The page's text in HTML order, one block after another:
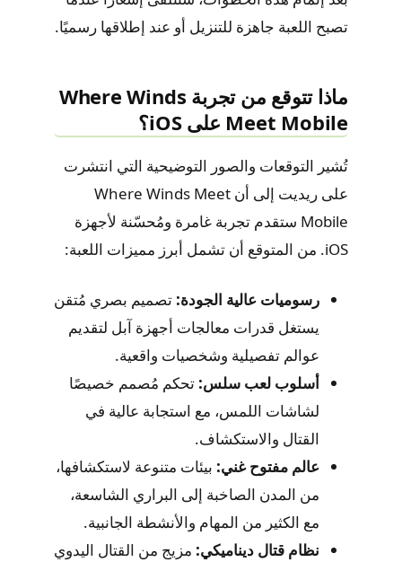
تصبح اللعبة جاهزة للتنزيل أو عند إطلاقها رسميًا.
ماذا تتوقع من تجربة Where Winds
Meet Mobile على iOS؟
تُشير التوقعات والصور التوضيحية التي انتشرت
على ريديت إلى أن Where Winds Meet
Mobile ستقدم تجربة غامرة ومُحسّنة لأجهزة
iOS. من المتوقع أن تشمل أبرز مميزات اللعبة:
رسوميات عالية الجودة: تصميم بصري مُتقن
يستغل قدرات معالجات أجهزة آبل لتقديم
عوالم تفصيلية وشخصيات واقعية.
أسلوب لعب سلس: تحكم مُصمم خصيصًا
لشاشات اللمس، مع استجابة عالية في
القتال والاستكشاف.
عالم مفتوح غني: بيئات متنوعة لاستكشافها،
من المدن الصاخبة إلى البراري الشاسعة،
مع الكثير من المهام والأنشطة الجانبية.
نظام قتال ديناميكي: مزيج من القتال اليدوي